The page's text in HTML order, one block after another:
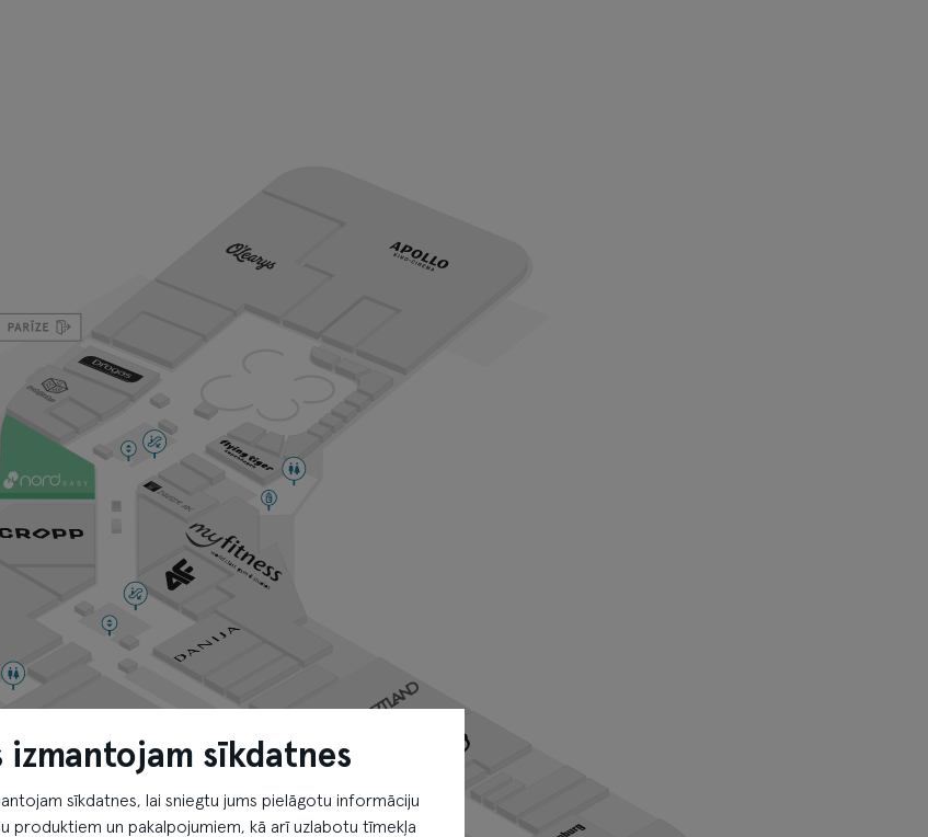
izmantojam sīkdatnes
sīkdatnes, lai sniegtu jums pielāgotu informāciju
produktiem un pakalpojumiem, kā arī uzlabotu tīmekļa